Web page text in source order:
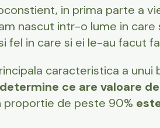
in prima parte a
nascut intr-o lume in care
fel in care si ei le-au facut
caracteristica a
ce are valoare
proportie de peste 90%